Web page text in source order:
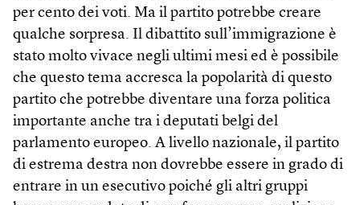
per cento dei voti. Ma il partito potrebbe creare
qualche sorpresa. Il dibattito sull’immigrazione è
stato molto vivace negli ultimi mesi ed è possibile
che questo tema accresca la popolarità di questo
partito che potrebbe diventare una forza politica
importante anche tra i deputati belgi del
parlamento europeo. A livello nazionale, il partito
di estrema destra non dovrebbe essere in grado di
entrare in un esecutivo poiché gli altri gruppi